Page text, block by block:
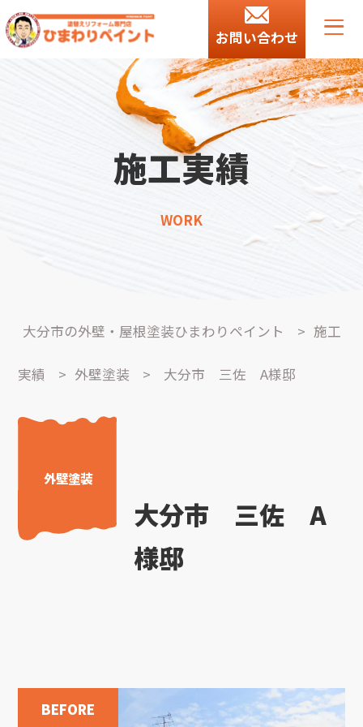
お問い合わせ
施工実績
WORK
大分市の外壁・屋根塗装ひまわりペイント > 施工
実績 > 外壁塗装 > 大分市 三佐 A様邸
外壁塗装
大分市 三佐 A
様邸
BEFORE